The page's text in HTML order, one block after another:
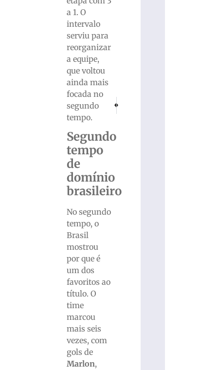
a 1. O
intervalo
serviu para
reorganizar
a equipe,
que voltou
ainda mais
focada no
segundo
tempo.
Segundo
tempo
de
domínio
brasileiro
No segundo
tempo, o
Brasil
mostrou
por que é
um dos
favoritos ao
título. O
time
marcou
mais seis
vezes, com
gols de
Marlon,